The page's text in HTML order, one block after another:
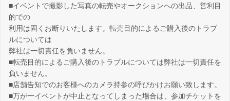
■イベントで撮影した写真の転売やオークションへの出品、営利目
的での
利用は固くお断りいたします。転売目的によるご購入後のトラブ
ルについては
弊社は一切責任を負いません。
■転売目的によるご購入後のトラブルについては弊社は一切責任を
負いません。
■店舗告知でのお客様へのカメラ持参の呼びかけお願い致します。
■万が一イベントが中止となってしまった場合は、参加チケットを